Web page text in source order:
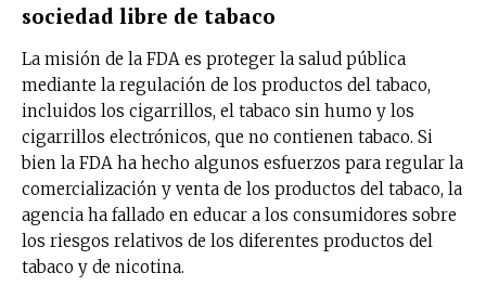
sociedad libre de tabaco
La misión de la FDA es proteger la salud pública
mediante la regulación de los productos del tabaco,
incluidos los cigarrillos, el tabaco sin humo y los
cigarrillos electrónicos, que no contienen tabaco. Si
bien la FDA ha hecho algunos esfuerzos para regular la
comercialización y venta de los productos del tabaco, la
agencia ha fallado en educar a los consumidores sobre
los riesgos relativos de los diferentes productos del
tabaco y de nicotina.